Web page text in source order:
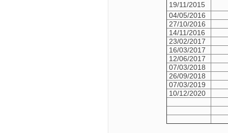
19/11/2015
04/05/2016
27/10/2016
14/11/2016
23/02/2017
16/03/2017
12/06/2017
07/03/2018
26/09/2018
07/03/2019
10/12/2020